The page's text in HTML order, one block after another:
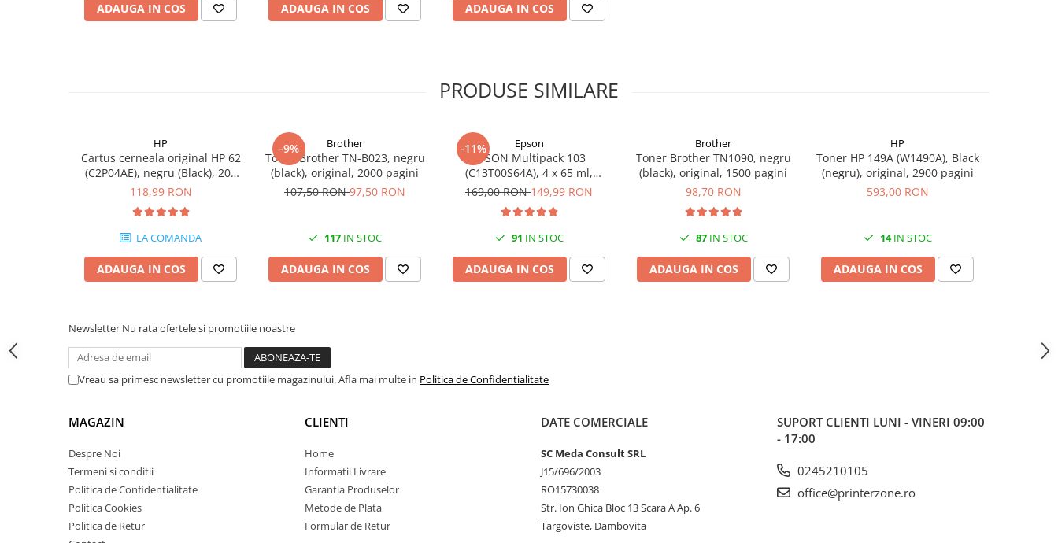
Hard disk-uri interne
Pasta termica
SSD-uri externe
Hard disk-uri externe
Card reader
Adaptoare PCI / PCIe
Periferice PC
Kit mouse si tastatura
ADAUGA IN COS ADAUGA IN COS ADAUGA IN COS
PRODUSE SIMILARE
HP
Cartus cerneala original HP 62
(C2P04AE), negru (Black), 200
pagini
118,99 RON
LA COMANDA
ADAUGA IN COS
-9% Brother
Toner Brother TN-B023, negru
(black), original, 2000 pagini
107,50 RON97,50 RON
117 IN STOC
ADAUGA IN COS
-11% Epson
EPSON Multipack 103
(C13T00S64A), 4 x 65 ml,
Black/Cyan/Magenta/Yellow
169,00 RON149,99 RON
91 IN STOC
ADAUGA IN COS
Brother
Toner Brother TN1090, negru
(black), original, 1500 pagini
98,70 RON
87IN STOC
ADAUGA IN COS
HP
Toner HP 149A (W1490A), Black
(negru), original, 2900 pagini
593,00 RON
14IN STOC
ADAUGA IN COS
Newsletter Nu rata ofertele si promotiile noastre
Vreau sa primesc newsletter cu promotiile magazinului. Afla mai multe in Politica de Confidentialitate
MAGAZIN
Despre Noi
Termeni si conditii
Politica de Confidentialitate
Politica Cookies
Politica de Retur
CLIENTI
Home
Informatii Livrare
Garantia Produselor
Metode de Plata
Formular de Retur
DATE COMERCIALE
SC Meda Consult SRL
J15/696/2003
RO15730038
Str. Ion Ghica Bloc 13 Scara A Ap. 6
Targoviste, Dambovita
SUPORT CLIENTI LUNI - VINERI 09:00
- 17:00
0245210105
office@printerzone.ro